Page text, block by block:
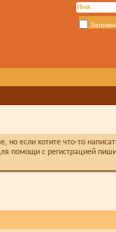
хотите что-то
с регистрацией